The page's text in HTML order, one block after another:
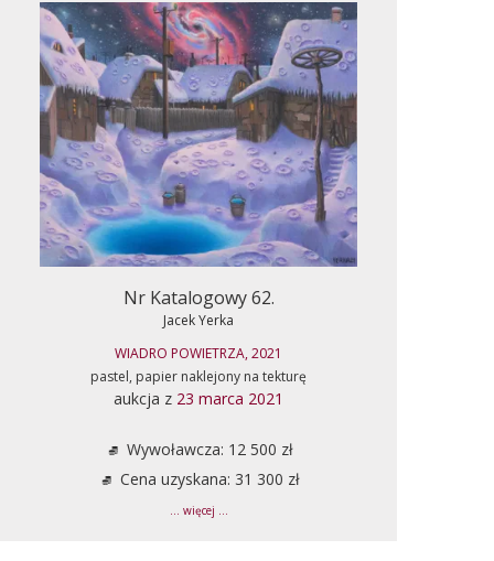
Nr Katalogowy 62.
Jacek Yerka
WIADRO POWIETRZA, 2021
pastel, papier naklejony na tekturę
aukcja z 23 marca 2021
Wywoławcza: 12 500 zł
Cena uzyskana: 31 300 zł
... więcej ...